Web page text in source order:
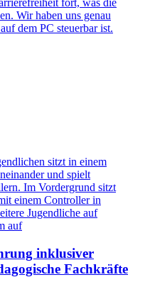
Wir haben uns genau
dem PC steuerbar ist.
inklusiver
Fachkräfte